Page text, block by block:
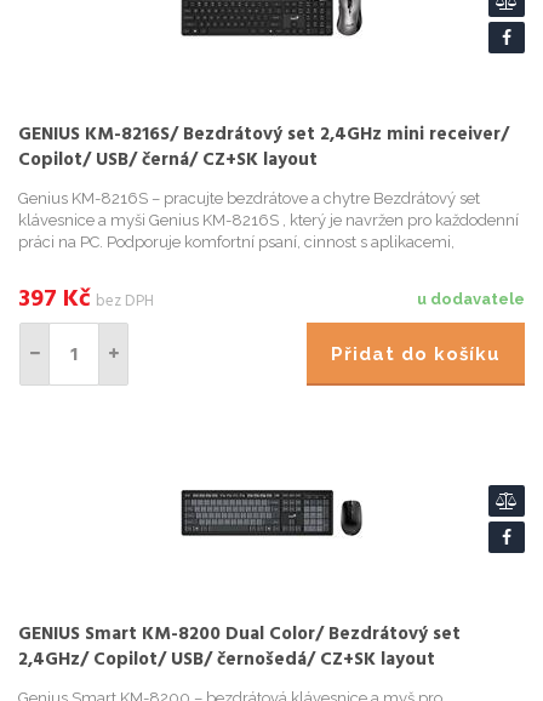
GENIUS KM-8216S/ Bezdrátový set 2,4GHz mini receiver/
Copilot/ USB/ černá/ CZ+SK layout
Genius KM-8216S – pracujte bezdrátove a chytre Bezdrátový set
klávesnice a myši Genius KM-8216S , který je navržen pro každodenní
práci na PC. Podporuje komfortní psaní, cinnost s aplikacemi,
u dodavatele
397 Kč bez DPH
Přidat do košíku
GENIUS Smart KM-8200 Dual Color/ Bezdrátový set
2,4GHz/ Copilot/ USB/ černošedá/ CZ+SK layout